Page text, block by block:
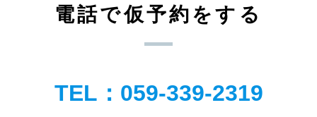
電話で仮予約をする
TEL：059-339-2319